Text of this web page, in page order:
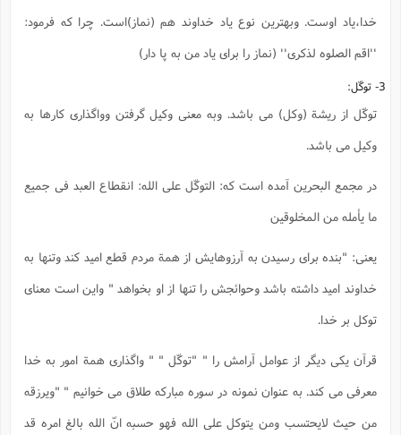
خدا،یاد اوست. وبهترین نوع یاد خداوند هم (نماز)است. چرا که فرمود:
''اقم الصلوه لذکری'' (نماز را برای یاد من به پا دار)
3- توکّل:
توکّل از ریشة (وکل) می باشد. وبه معنی وکیل گرفتن وواگذاری کارها به
وکیل می باشد.
در مجمع البحرین آمده است که: التوکّل علی الله: انقطاع العبد فی جمیع
ما یأمله من المخلوقین
یعنی: "بنده برای رسیدن به آرزوهایش از همة مردم قطع امید کند وتنها به
خداوند امید داشته باشد وحوائجش را تنها از او بخواهد " واین است معنای
توکل بر خدا.
قرآن یکی دیگر از عوامل آرامش را " "توکّل " " واگذاری همة امور به خدا
معرفی می کند. به عنوان نمونه در سوره مبارکه طلاق می خوانیم " "ویرزقه
من حیث لایحتسب ومن یتوکل علی الله فهو حسبه انّ الله بالغ امره قد